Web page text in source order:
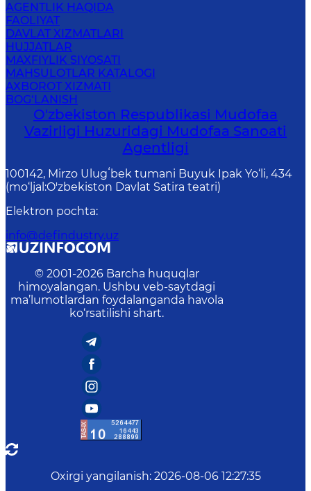
AGENTLIK HAQIDA
FAOLIYAT
DAVLAT XIZMATLARI
HUJJATLAR
MAXFIYLIK SIYOSATI
MAHSULOTLAR KATALOGI
AXBOROT XIZMATI
BOG‘LANISH
O'zbekiston Respublikasi Mudofaa
Vazirligi Huzuridagi Mudofaa Sanoati
Agentligi
100142, Mirzo Ulugʻbek tumani Buyuk Ipak Yo‘li, 434
(mo‘ljal:O'zbekiston Davlat Satira teatri)
Elektron pochta:
info@defindustry.uz
© 2001-2026 Barcha huquqlar
himoyalangan. Ushbu veb-saytdagi
ma’lumotlardan foydalanganda havola
ko‘rsatilishi shart.
Oxirgi yangilanish: 2026-08-06 12:27:35